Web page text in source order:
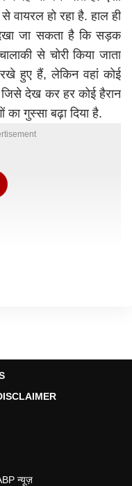
वायरल हो रहा है. हाल ही
जा सकता है कि सड़क
से चोरी किया जाता
हुए हैं, लेकिन वहां कोई
जिसे देख कर हर कोई हैरान
का गुस्सा बढ़ा दिया है.
न्यूज़